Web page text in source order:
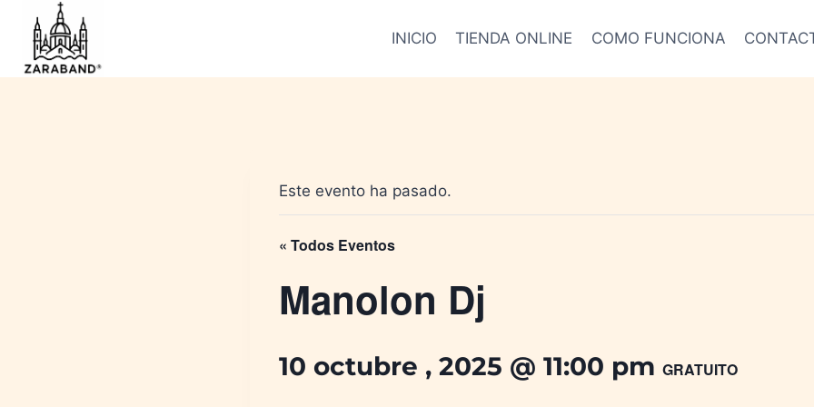
contenido
INICIO TIENDA ONLINE COMO FUNCIONA
Este evento ha pasado.
« Todos Eventos
Manolon Dj
10 octubre , 2025 @ 11:00 pm GRATUITO